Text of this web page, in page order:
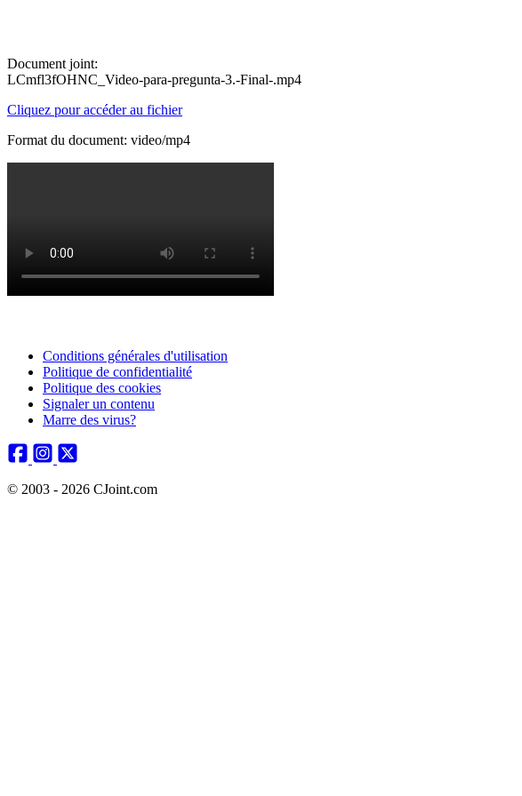
Document joint:
LCmfl3fOHNC_Video-para-pregunta-3.-Final-.mp4
Cliquez pour accéder au fichier
Format du document: video/mp4
Conditions générales d'utilisation
Politique de confidentialité
Politique des cookies
Signaler un contenu
Marre des virus?
© 2003 - 2026 CJoint.com